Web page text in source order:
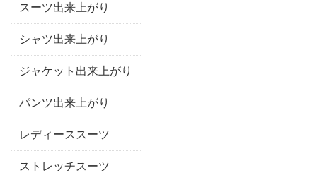
スーツ出来上がり
シャツ出来上がり
ジャケット出来上がり
パンツ出来上がり
レディーススーツ
ストレッチスーツ